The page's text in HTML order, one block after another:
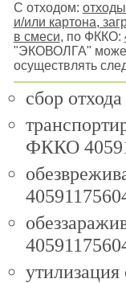
С отходом:
и/или картона,
в смеси, по ФККО:
"ЭКОВОЛГА"
осуществлять
сбор
ФККО